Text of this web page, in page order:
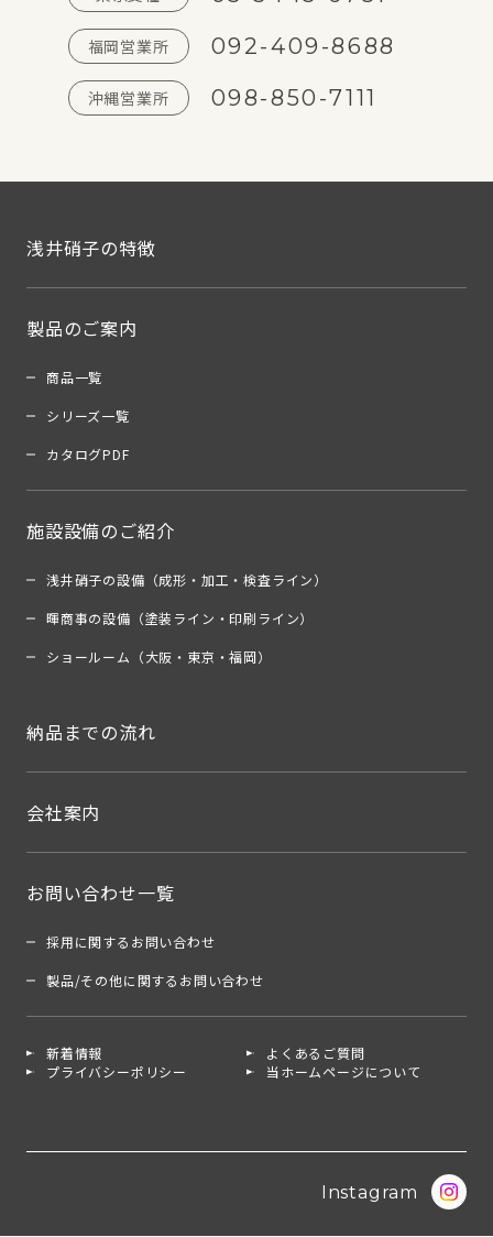
福岡営業所 092-409-8688
沖縄営業所 098-850-7111
浅井硝子の特徴
製品のご案内
商品一覧
シリーズ一覧
カタログPDF
施設設備のご紹介
浅井硝子の設備（成形・加工・検査ライン）
暉商事の設備（塗装ライン・印刷ライン）
ショールーム（大阪・東京・福岡）
納品までの流れ
会社案内
お問い合わせ一覧
採用に関するお問い合わせ
製品/その他に関するお問い合わせ
新着情報
よくあるご質問
プライバシーポリシー
当ホームページについて
Instagram